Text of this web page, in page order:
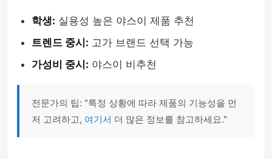
학생: 실용성 높은 야스이 제품 추천
트렌드 중시: 고가 브랜드 선택 가능
가성비 중시: 야스이 비추천
전문가의 팁: "특정 상황에 따라 제품의 기능성을 먼
저 고려하고, 여기서 더 많은 정보를 참고하세요."